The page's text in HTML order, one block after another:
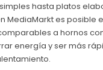
hasta platos
MediaMarkt es posible
a hornos
energía y ser más